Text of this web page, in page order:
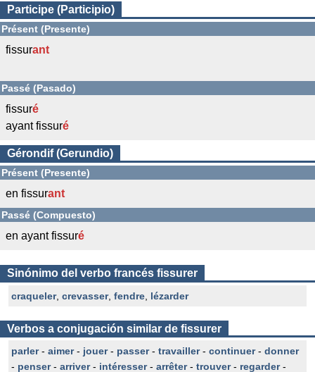
Participe (Participio)
Présent (Presente)
fissurant
Passé (Pasado)
fissuré
ayant fissuré
Gérondif (Gerundio)
Présent (Presente)
en fissurant
Passé (Compuesto)
en ayant fissuré
Sinónimo del verbo francés fissurer
craqueler, crevasser, fendre lézarder
Verbos a conjugación similar de fissurer
parler- aimer- jouer- passer- travailler- continuer- donner
- penser- arriver- intéresser- arrêter- trouver- regarder-